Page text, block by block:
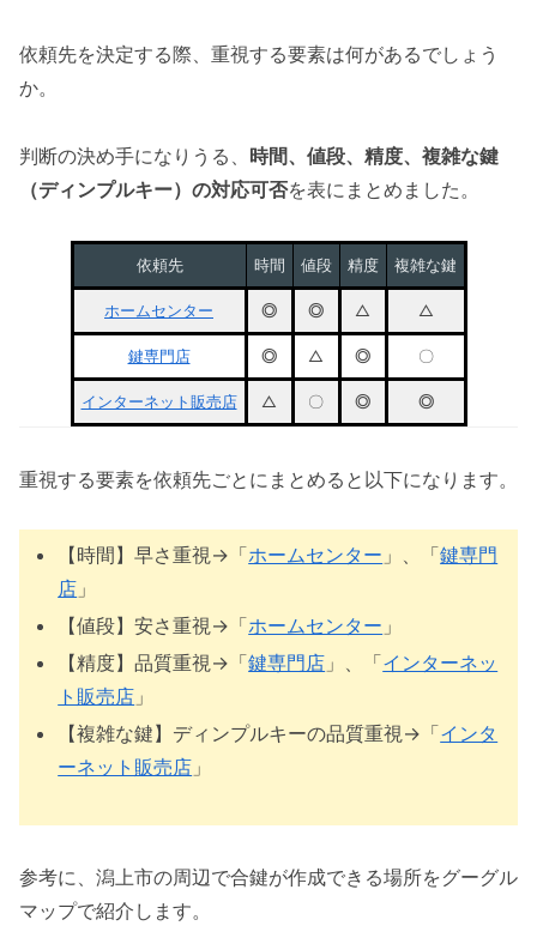
依頼先を決定する際、重視する要素は何があるでしょう
か。
判断の決め手になりうる、 時間、値段、精度、複雑な鍵
（ディンプルキー）の対応可否を表にまとめました。
依頼先 時間 値段 精度 複雑な鍵
ホームセンター ◎ ◎ △ △
鍵専門店 ◎ △ ◎ 〇
インターネット販売店 △ 〇 ◎ ◎
重視する要素を依頼先ごとにまとめると以下になります。
【時間】早さ重視→「ホームセンター 」、「鍵専門
店 」
【値段】安さ重視→「ホームセンター 」
【精度】品質重視→「鍵専門店 」、「インターネッ
ト販売店 」
【複雑な鍵】ディンプルキーの品質重視→「インタ
ーネット販売店 」
参考に、潟上市の周辺で合鍵が作成できる場所をグーグル
マップで紹介します。